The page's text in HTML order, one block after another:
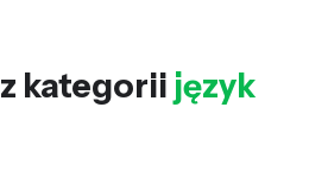
z kategorii język